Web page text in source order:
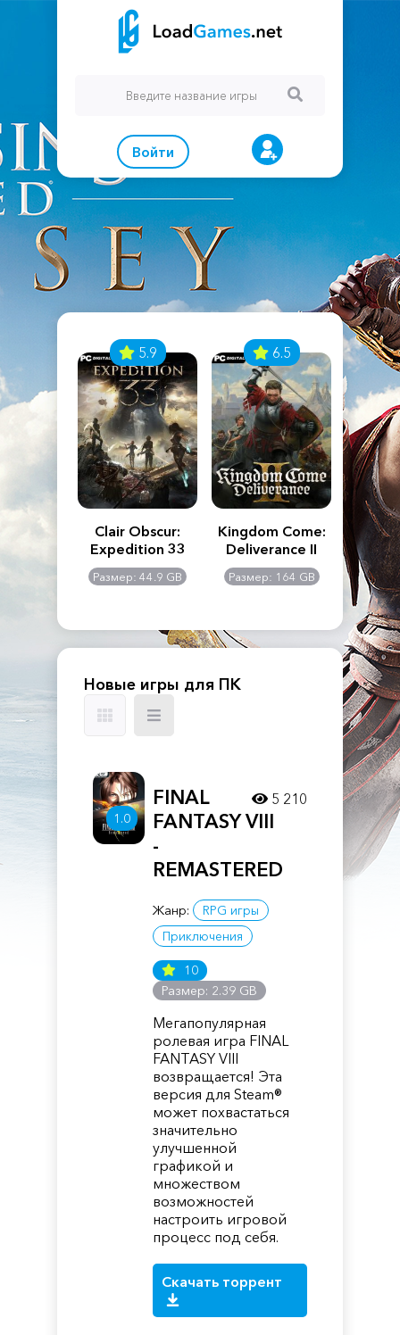
Войти
Creed
5.9
Clair Obscur:
Expedition 33
Размер: 44.9 GB
6.5
Kingdom Come:
Deliverance II
Размер: 164 GB
The
Новые игры для ПК
1.0
FINAL
FANTASY VIII
-
REMASTERED
Жанр:
RPG игры
Приключения
10
Размер: 2.39 GB
Мегапопулярная
ролевая игра FINAL
FANTASY VIII
возвращается! Эта
версия для Steam®
может похвастаться
значительно
улучшенной
графикой и
множеством
возможностей
настроить игровой
процесс под себя.
Скачать торрент
5 210